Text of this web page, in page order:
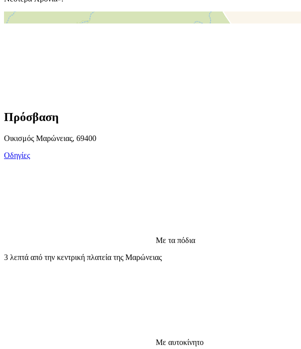
＋
Πρόσβαση
Οικισμός Μαρώνειας, 69400
Οδηγίες
Με τα πόδια
3 λεπτά από την κεντρική πλατεία της Μαρώνειας
Με αυτοκίνητο